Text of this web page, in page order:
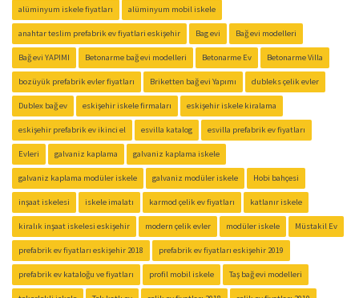
alüminyum iskele fiyatları alüminyum mobil iskele
anahtar teslim prefabrik ev fiyatlari eskişehir Bag evi Bağ evi modelleri
Bağ evi YAPIMI Betonarme bağ evi modelleri Betonarme Ev Betonarme Villa
bozüyük prefabrik evler fiyatları Briketten bağ evi Yapımı dubleks çelik evler
Dublex bağ ev eskişehir iskele firmaları eskişehir iskele kiralama
eskişehir prefabrik ev ikinci el esvilla katalog esvilla prefabrik ev fiyatları
Evleri galvaniz kaplama galvaniz kaplama iskele
galvaniz kaplama modüler iskele galvaniz modüler iskele Hobi bahçesi
inşaat iskelesi iskele imalatı karmod çelik ev fiyatları katlanır iskele
kiralık inşaat iskelesi eskişehir modern çelik evler modüler iskele Müstakil Ev
prefabrik ev fiyatları eskişehir 2018 prefabrik ev fiyatları eskişehir 2019
prefabrik ev kataloğu ve fiyatları profil mobil iskele Taş bağ evi modelleri